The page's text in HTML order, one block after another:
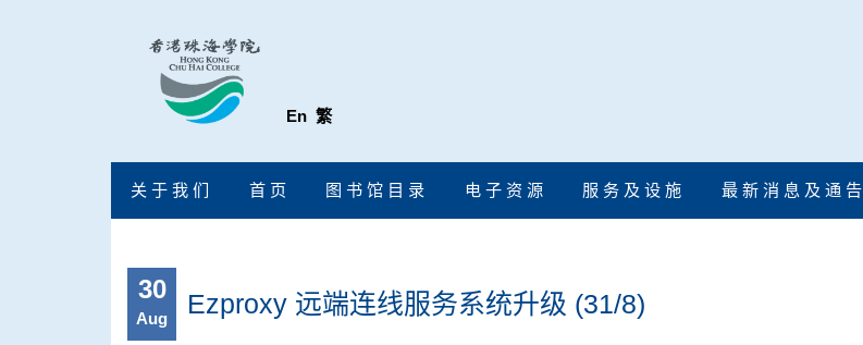
En 繁
关 于 我 们 首 页 图 书 馆 目 录 电 子 资 源 服 务 及 设 施 最 新 消 息 及 通 告
30
Aug Ezproxy 远端连线服务系统升级 (31/8)